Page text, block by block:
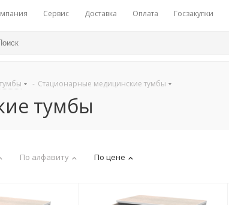
Сервис Доставка Оплата Госзакупки
- Стационарные медицинские тумбы
тумбы
По алфавиту По цене